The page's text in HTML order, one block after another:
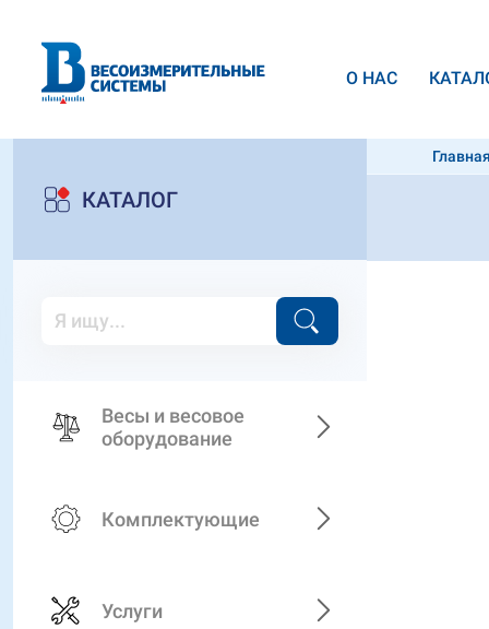
О НАС
КАТАЛОГ
Весы и весовое
оборудование
Комплектующие
Услуги
Главная